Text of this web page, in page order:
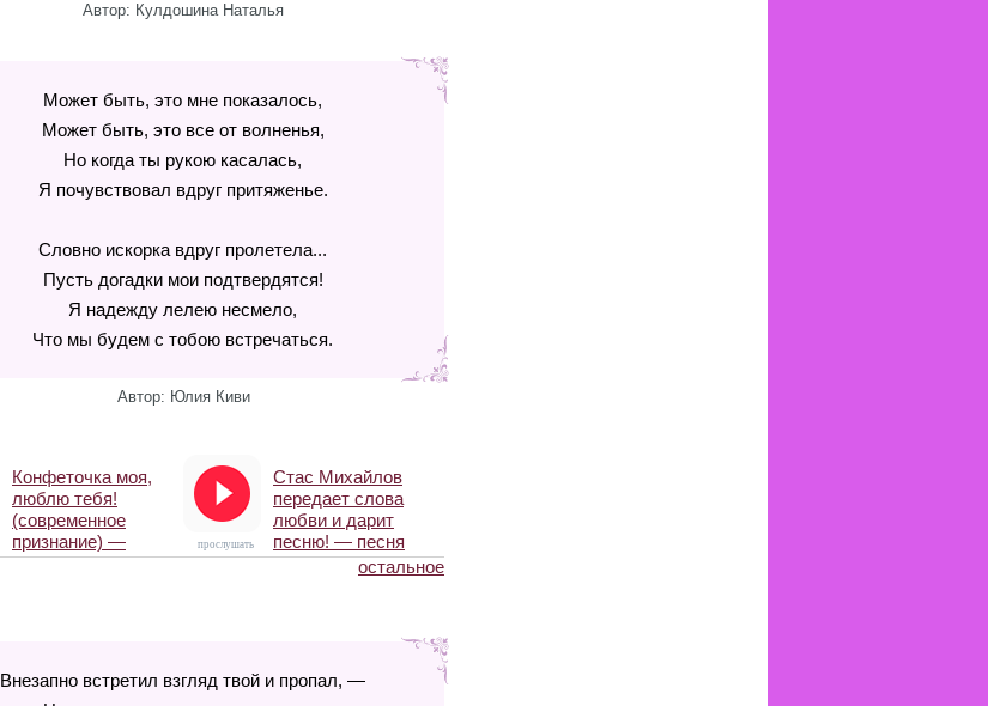
Автор: Кулдошина Наталья
Может быть, это мне показалось,
Может быть, это все от волненья,
Но когда ты рукою касалась,
Я почувствовал вдруг притяженье.
Словно искорка вдруг пролетела...
Пусть догадки мои подтвердятся!
Я надежду лелею несмело,
Что мы будем с тобою встречаться.
Автор: Юлия Киви
Конфеточка моя,
люблю тебя!
(современное
признание) —
песня
Стас Михайлов
передает слова
любви и дарит
песню! — песня
прослушать
остальное
Внезапно встретил взгляд твой и пропал, —